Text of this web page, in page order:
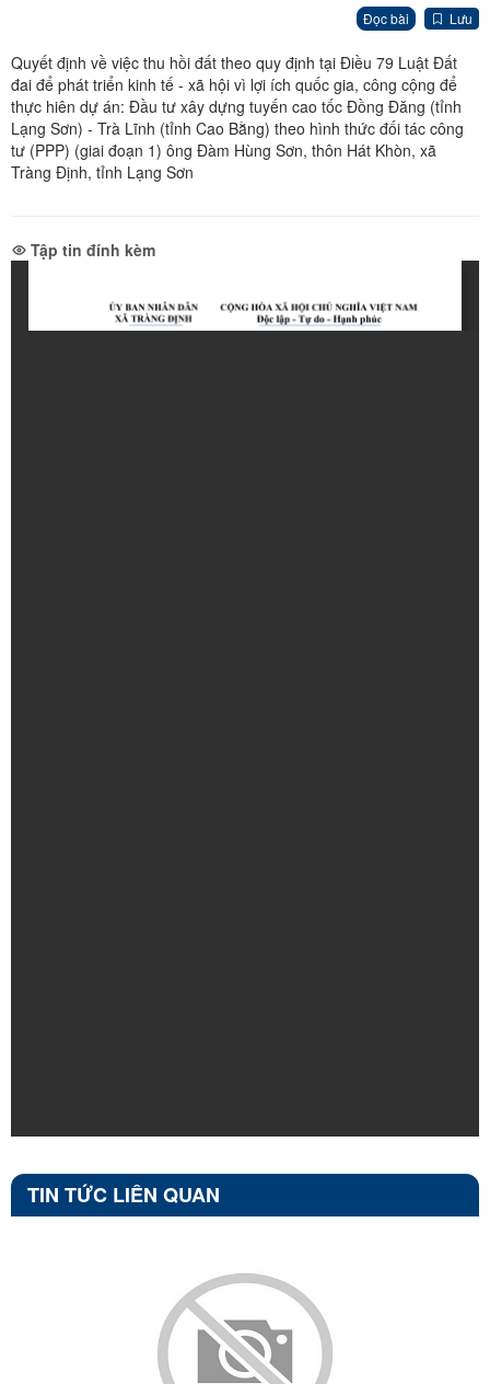
Đọc bài Lưu
Quyết định về việc thu hồi đất theo quy định tại Điều 79 Luật Đất
đai để phát triển kinh tế - xã hội vì lợi ích quốc gia, công cộng để
thực hiên dự án: Đầu tư xây dựng tuyến cao tốc Đồng Đăng (tỉnh
Lạng Sơn) - Trà Lĩnh (tỉnh Cao Bằng) theo hình thức đối tác công
tư (PPP) (giai đoạn 1) ông Đàm Hùng Sơn, thôn Hát Khòn, xã
Tràng Định, tỉnh Lạng Sơn
Tập tin đính kèm
TIN TỨC LIÊN QUAN